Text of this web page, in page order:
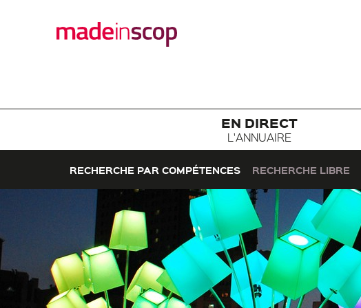
EN DIRECT
L'ANNUAIRE
RECHERCHE PAR COMPÉTENCES RECHERCHE LIBRE